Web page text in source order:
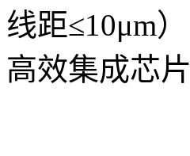
线距≤10μm
高效集成芯